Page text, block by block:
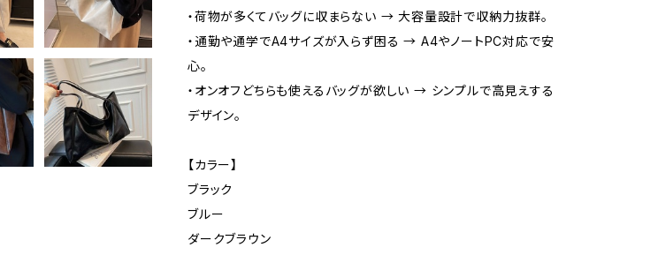
・荷物が多くてバッグに収まらない → 大容量設計で収納力抜群。
・通勤や通学でA4サイズが入らず困る → A4やノートPC対応で安
心。
・オンオフどちらも使えるバッグが欲しい → シンプルで高見えする
デザイン。
【カラー】
ブラック
ブルー
ダークブラウン